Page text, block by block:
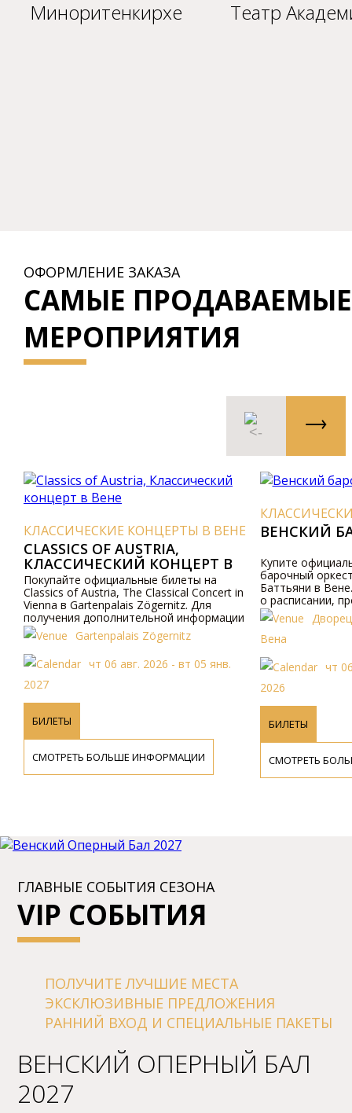
Миноpитенкиpхе Театp
ОФОРМЛЕНИЕ ЗАКАЗА
САМЫЕ ПРОДАВАЕМЫЕ
МЕРОПРИЯТИЯ
КЛАССИЧЕСКИЕ КОНЦЕРТЫ В ВЕНЕ
CLASSICS OF AUSTRIA,
КЛАССИЧЕСКИЙ КОНЦЕРТ В
ВЕНЕ
Покупайте официальные билеты на
Classics of Austria, The Classical Concert in
Vienna в Gartenpalais Zögernitz. Для
получения дополнительной информации
посетите наш сайт.Gartenpalais Zögernitz
чт 06 авг. 2026 - вт 05 янв.
2027
БИЛЕТЫ
СМОТРЕТЬ БОЛЬШЕ ИНФОРМАЦИИ
ВЕНСКИЙ
Купите
барочный
Баттьяни в
о расписании,
по телефону.
Вена
чт
2026
БИЛЕТЫ
СМОТРЕТЬ
ГЛАВНЫЕ СОБЫТИЯ СЕЗОНА
VIP СОБЫТИЯ
ПОЛУЧИТЕ ЛУЧШИЕ МЕСТА
ЭКСКЛЮЗИВНЫЕ ПРЕДЛОЖЕНИЯ
РАННИЙ ВХОД И СПЕЦИАЛЬНЫЕ ПАКЕТЫ
BЕНСКИЙ ОПЕPНЫЙ БАЛ
2027